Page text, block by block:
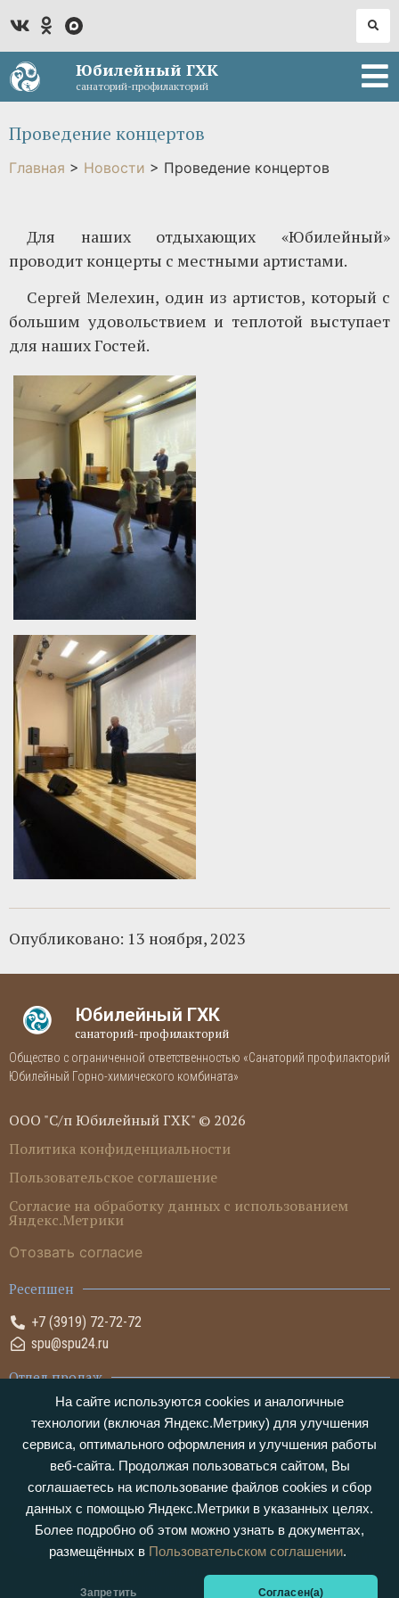
На сайте используются cookies и аналогичные
технологии (включая Яндекс.Метрику) для улучшения
сервиса, оптимального оформления и улучшения работы
веб-сайта. Продолжая пользоваться сайтом, Вы
соглашаетесь на использование файлов cookies и сбор
данных с помощью Яндекс.Метрики в указанных целях.
Более подробно об этом можно узнать в документах,
размещённых в Пользовательском соглашении.
Запретить Согласен(а)
Юбилейный ГХК
санаторий-профилакторий
Проведение концертов
Главная > Новости > Проведение концертов
Для наших отдыхающих «Юбилейный»
проводит концерты с местными артистами.
Сергей Мелехин, один из артистов, который с
большим удовольствием и теплотой выступает
для наших Гостей.
Опубликовано: 13 ноября, 2023
Юбилейный ГХК
санаторий-профилакторий
Общество с ограниченной ответственностью «Санаторий профилакторий
Юбилейный Горно-химического комбината»
ООО "С/п Юбилейный ГХК" © 2026
Политика конфиденциальности
Пользовательское соглашение
Согласие на обработку данных с использованием
Яндекс.Метрики
Отозвать согласие
Ресепшен
+7 (3919) 72-72-72
spu@spu24.ru
Отдел продаж
+7 (3919) 72-05-05
sales@spu24.ru
Обращаем ваше внимание на то, что данный интернет-сайт носит
исключительно информационный характер и ни при каких условиях не
является публичной офертой. Пользуясь сайтом и заполняя формы
обратной связи, Вы даете согласие на сбор, обработку и использование
Ваших персональных данных.